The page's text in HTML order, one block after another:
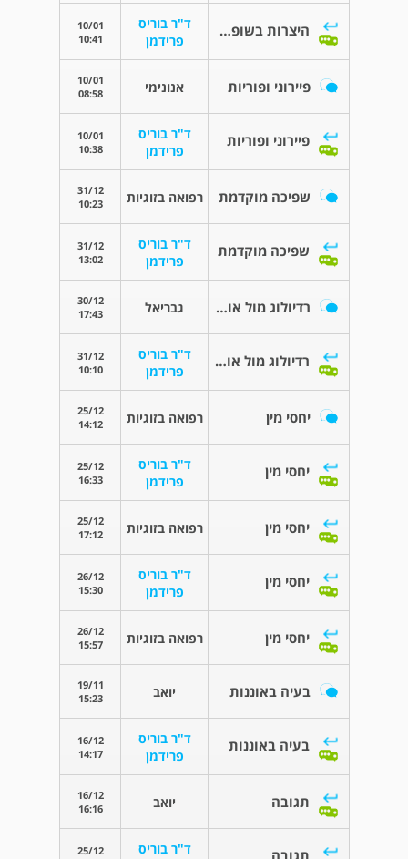
היצרות בשופכה ונפיחות של הפין
ד"ר בוריס
פרידמן
10/01
10:41
פיירוני ופוריות אנונימי
10/01
08:58
פיירוני ופוריות
ד"ר בוריס
פרידמן
10/01
10:38
שפיכה מוקדמת רפואה בזוגיות
31/12
10:23
שפיכה מוקדמת
ד"ר בוריס
פרידמן
31/12
13:02
רדיולוג מול אורולוג בפענוח אורתרוגרפיה גבריאל
30/12
17:43
רדיולוג מול אורולוג בפענוח אורתרוגרפיה
ד"ר בוריס
פרידמן
31/12
10:10
יחסי מין רפואה בזוגיות
25/12
14:12
יחסי מין
ד"ר בוריס
פרידמן
25/12
16:33
יחסי מין רפואה בזוגיות
25/12
17:12
יחסי מין
ד"ר בוריס
פרידמן
26/12
15:30
יחסי מין רפואה בזוגיות
26/12
15:57
בעיה באוננות יואב
19/11
15:23
בעיה באוננות
ד"ר בוריס
פרידמן
16/12
14:17
תגובה יואב
16/12
16:16
ד"ר בוריס
25/12